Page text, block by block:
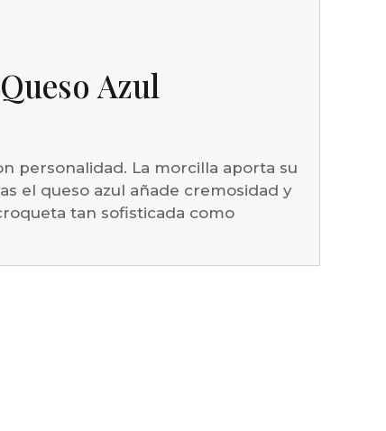
Azul
personalidad. La morcilla aporta su
el queso azul añade cremosidad y
tan sofisticada como